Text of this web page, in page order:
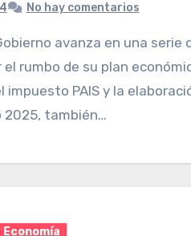
No hay comentarios
rumbo de su plan
impuesto PAIS y la
2025, también…
Economía